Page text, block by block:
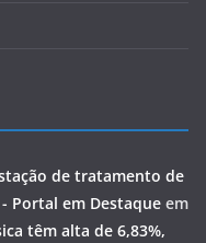
de tratamento de
Portal em Destaque em
têm alta de 6,83%,